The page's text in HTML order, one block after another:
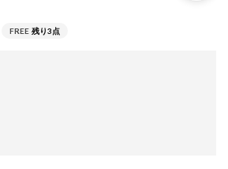
FREE 残り3点